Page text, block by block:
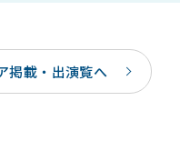
掲載・出演覧へ